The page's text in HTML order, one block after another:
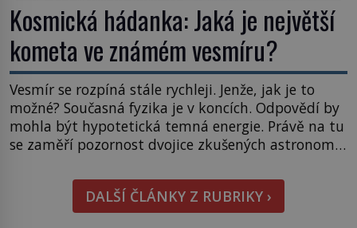
Kosmická hádanka: Jaká je největší
kometa ve známém vesmíru?
Vesmír se rozpíná stále rychleji. Jenže, jak je to
možné? Současná fyzika je v koncích. Odpovědí by
mohla být hypotetická temná energie. Právě na tu
se zaměří pozornost dvojice zkušených astronomů.
hmatatelnějšího. Naprosto rekordní kometu!
Astronomové Pedro Bernardinelli a Gary Bernstein
mravenčí prací zkoumají archivní snímky v rámci
DALŠÍ ČLÁNKY Z RUBRIKY ›